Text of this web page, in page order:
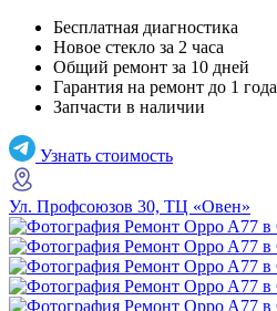
Бесплатная диагностика
Новое стекло за 2 часа
Общий ремонт за 10 дней
Гарантия на ремонт до 1 года
Запчасти в наличии
Узнать стоимость
Ул. Профсоюзов 30, ТЦ «Овен»